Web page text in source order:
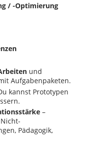
/ -Optimierung
und
Aufgabenpaketen.
kannst Prototypen
–
Pädagogik,